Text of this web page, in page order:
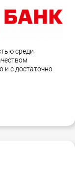
среди
и с достаточно